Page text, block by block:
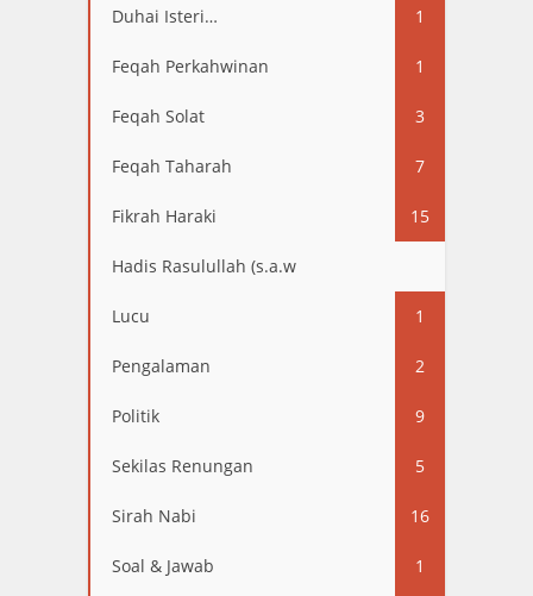
Duhai Isteri… 1
Feqah Perkahwinan 1
Feqah Solat 3
Feqah Taharah 7
Fikrah Haraki 15
Hadis Rasulullah (s.a.w
Lucu 1
Pengalaman 2
Politik 9
Sekilas Renungan 5
Sirah Nabi 16
Soal & Jawab 1